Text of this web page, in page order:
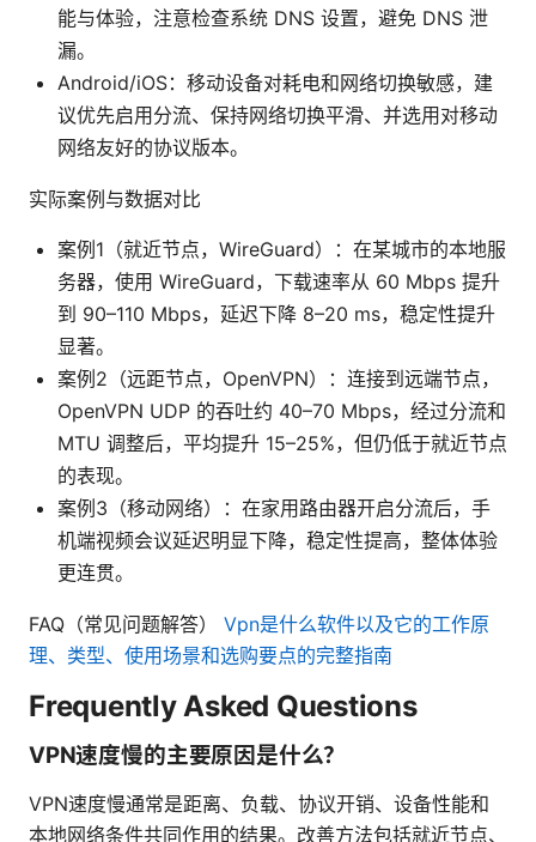
能与体验，注意检查系统 DNS 设置，避免 DNS 泄
漏。
Android/iOS：移动设备对耗电和网络切换敏感，建
议优先启用分流、保持网络切换平滑、并选用对移动
网络友好的协议版本。
实际案例与数据对比
案例1（就近节点，WireGuard）：在某城市的本地服
务器，使用 WireGuard，下载速率从 60 Mbps 提升
到 90–110 Mbps，延迟下降 8–20 ms，稳定性提升
显著。
案例2（远距节点，OpenVPN）：连接到远端节点，
OpenVPN UDP 的吞吐约 40–70 Mbps，经过分流和
MTU 调整后，平均提升 15–25%，但仍低于就近节点
的表现。
案例3（移动网络）：在家用路由器开启分流后，手
机端视频会议延迟明显下降，稳定性提高，整体体验
更连贯。
FAQ（常见问题解答） Vpn是什么软件以及它的工作原
理、类型、使用场景和选购要点的完整指南
Frequently Asked Questions
VPN速度慢的主要原因是什么？
VPN速度慢通常是距离、负载、协议开销、设备性能和
本地网络条件共同作用的结果。改善方法包括就近节点、